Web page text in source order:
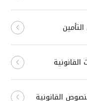
القانونية
القانونية